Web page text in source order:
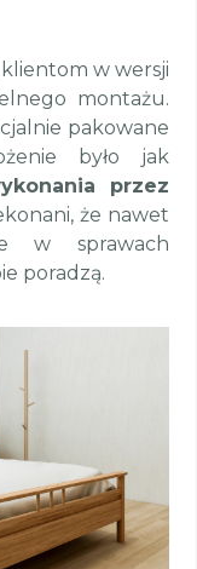
w wersji
montażu.
pakowane
było jak
przez
że nawet
w sprawach
poradzą.